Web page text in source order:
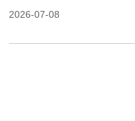
（图）
2026-07-08